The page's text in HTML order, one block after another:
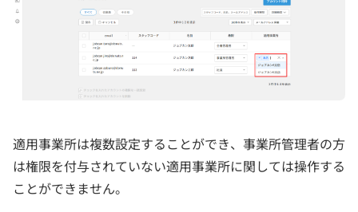
適用事業所は複数設定することができ、事業所管理者の方
は権限を付与されていない適用事業所に関しては操作する
ことができません。